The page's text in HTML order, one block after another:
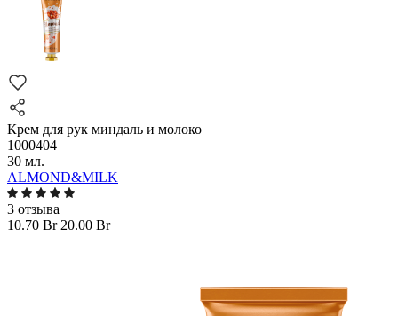
Крем для рук миндаль и молоко
1000404
30 мл.
ALMOND&MILK
3 отзыва
10.70 Br 20.00 Br